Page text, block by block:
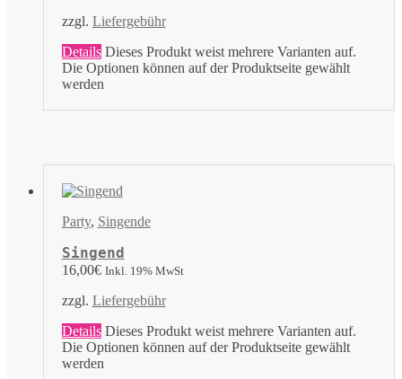
zzgl. Liefergebühr
Details Dieses Produkt weist mehrere Varianten auf.
Die Optionen können auf der Produktseite gewählt
werden
Party, Singende
Singend
16,00€ Inkl. 19% MwSt
zzgl. Liefergebühr
Details Dieses Produkt weist mehrere Varianten auf.
Die Optionen können auf der Produktseite gewählt
werden